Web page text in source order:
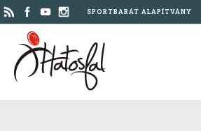
SPORTBARÁT ALAPÍTVÁNY